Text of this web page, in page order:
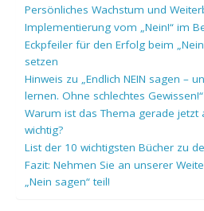
Persönliches Wachstum und
Implementierung vom „Nein!“ im
Eckpfeiler für den Erfolg beim
setzen
Hinweis zu „Endlich NEIN sagen –
lernen. Ohne schlechtes Gewissen!“
Warum ist das Thema gerade jetzt
wichtig?
List der 10 wichtigsten Bücher zu
Fazit: Nehmen Sie an unserer
„Nein sagen“ teil!